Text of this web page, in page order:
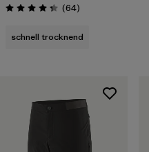
Bewertung: 4.3 / 5
(64Rezensionen
)
schnell trocknend